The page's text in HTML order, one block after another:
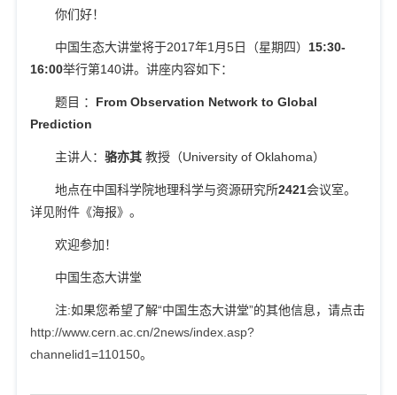
你们好！
中国生态大讲堂将于2017年1 月5日（星期 四） 15:30-
16:00举行第140讲。讲座内容如下：
题目 ： From Observation Network to Global
Prediction
主讲人：骆亦其 教授（University of Oklahoma）
地点在中国科学院地理科学与资源研究所2421会议室。
详见附件《海报》。
欢迎参加！
中国生态大讲堂
注:如果您希望了解“中国生态大讲堂”的其他信息，请点击
http://www.cern.ac.cn/2news/index.asp?
channelid1=110150。